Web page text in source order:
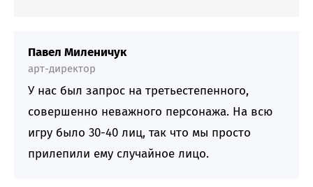
Павел Миленичук
арт-директор
У нас был запрос на третьестепенного,
совершенно неважного персонажа. На всю
игру было 30-40 лиц, так что мы просто
прилепили ему случайное лицо.